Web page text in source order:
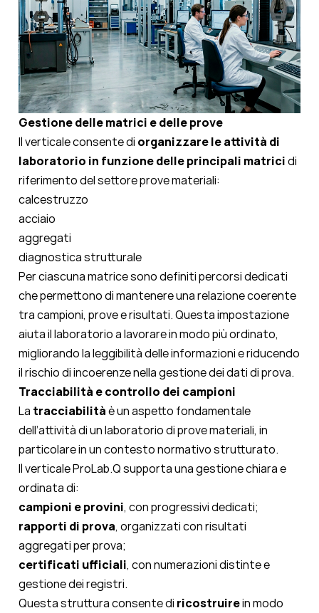
Gestione delle matrici e delle prove
Il verticale consente di organizzare le attività di
laboratorio in funzione delle principali matricidi
riferimento del settore prove materiali:
calcestruzzo
acciaio
aggregati
diagnostica strutturale
Per ciascuna matrice sono definiti percorsi dedicati
che permettono di mantenere una relazione coerente
tra campioni, prove e risultati. Questa impostazione
aiuta il laboratorio a lavorare in modo più ordinato,
migliorando la leggibilità delle informazioni e riducendo
il rischio di incoerenze nella gestione dei dati di prova.
Tracciabilità e controllo dei campioni
La tracciabilitàè un aspetto fondamentale
dell’attività di un laboratorio di prove materiali, in
particolare in un contesto normativo strutturato.
Il verticale ProLab.Q supporta una gestione chiara e
ordinata di:
campioni e provini, con progressivi dedicati;
rapporti di prova, organizzati con risultati
aggregati per prova;
certificati ufficiali, con numerazioni distinte e
gestione dei registri.
Questa struttura consente di ricostruirein modo